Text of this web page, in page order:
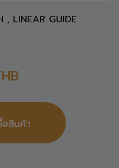
, LINEAR GUIDE
สินค้า